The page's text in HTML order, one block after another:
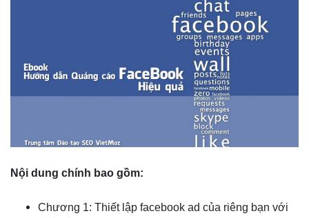
Nội dung chính bao gồm:
Chương 1: Thiết lập facebook ad của riêng bạn với